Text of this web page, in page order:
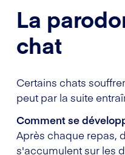
La
chat
Certains chats
peut par la suite
Comment se
Après chaque repas,
s'accumulent sur les